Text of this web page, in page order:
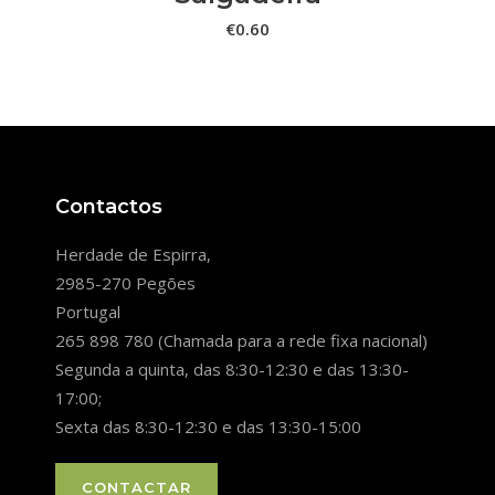
€0.60
Contactos
Herdade de Espirra,
2985-270 Pegões
Portugal
265 898 780 (Chamada para a rede fixa nacional)
Segunda a quinta, das 8:30-12:30 e das 13:30-
17:00;
Sexta das 8:30-12:30 e das 13:30-15:00
CONTACTAR